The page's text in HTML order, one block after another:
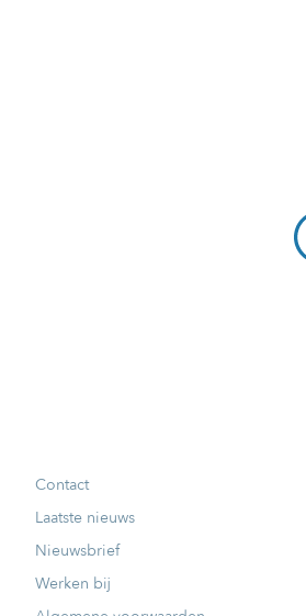
Contact
Laatste nieuws
Nieuwsbrief
Werken bij